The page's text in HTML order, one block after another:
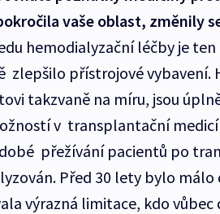
vaše oblast, změnily
hemodialyzační léčby je
zlepšilo přístrojové vybavení.
takzvaně na míru, jsou
v transplantační
přežívání pacientů po
Před 30 lety bylo
výrazná limitace, kdo vůbec